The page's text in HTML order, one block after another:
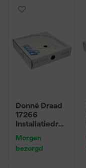
Donné Draad
17266
Installatiedraa
100m x
1,5mm²
Morgen
bezorgd